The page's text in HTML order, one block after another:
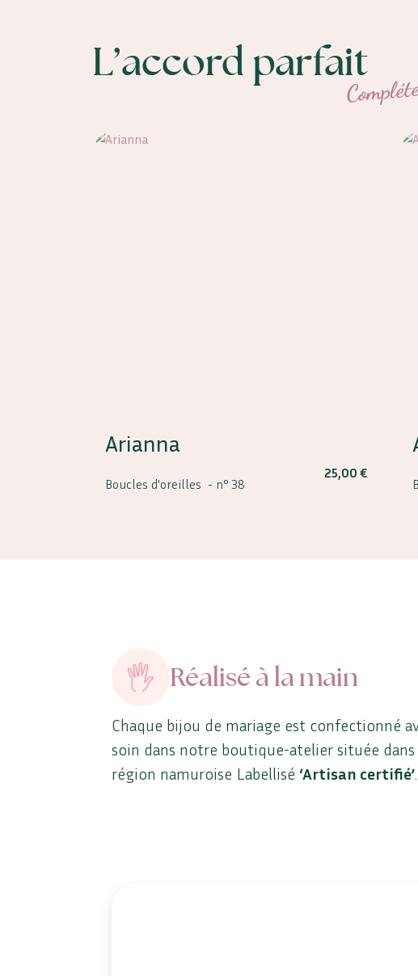
L’accord parfait
Arianna
Boucles d'oreilles - n° 38
25,00 €
Réalisé à la main
Chaque bijou de mariage est confectionné
soin dans notre boutique-atelier située dans
région namuroise Labellisé ‘Artisan certifié’